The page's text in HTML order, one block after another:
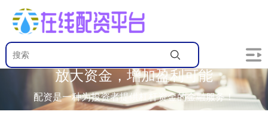
放大资金，增加盈利可能
配资是一种为投资者提供杠杆资金的金融服务！